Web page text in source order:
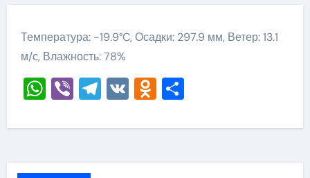
Температура: -19.9°C, Осадки: 297.9 мм, Ветер: 13.1
м/с, Влажность: 78%
WhatsApp
ViberTelegram
VKOdnoklassniki
Отправить